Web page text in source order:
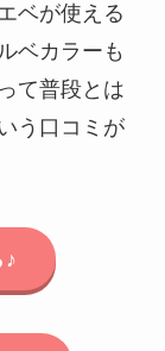
ベが使える
ベカラーも
て普段とは
う口コミが